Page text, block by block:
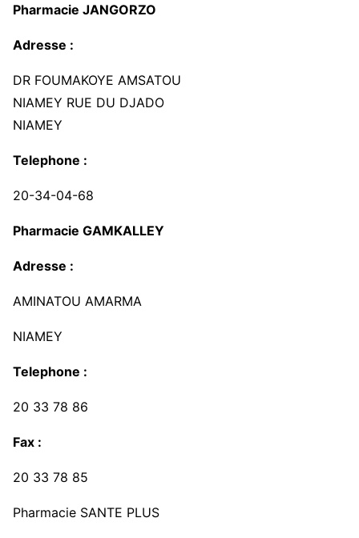
Pharmacie JANGORZO
Adresse :
DR FOUMAKOYE AMSATOU
NIAMEY RUE DU DJADO
NIAMEY
Telephone :
20-34-04-68
Pharmacie GAMKALLEY
Adresse :
AMINATOU AMARMA
NIAMEY
Telephone :
20 33 78 86
Fax :
20 33 78 85
Pharmacie SANTE PLUS